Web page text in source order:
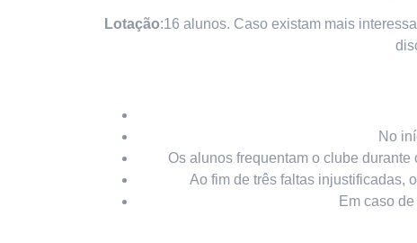
Lotação:16 alunos. Caso existam mais
No
Os alunos frequentam o clube
Ao fim de três faltas injustificadas,
Em caso